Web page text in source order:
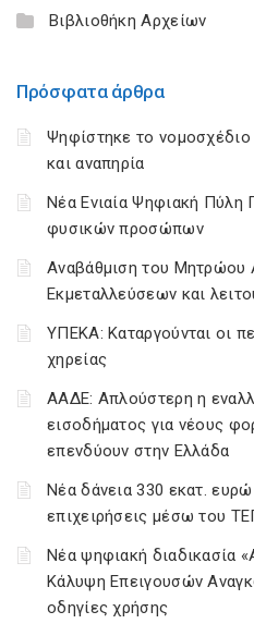
Βιβλιοθήκη Αρχείων
Πρόσφατα άρθρα
Ψηφίστηκε το νομοσχέδιο
και αναπηρία
Νέα Ενιαία Ψηφιακή
φυσικών προσώπων
Αναβάθμιση του Μητρώου
Εκμεταλλεύσεων και
ΥΠΕΚΑ: Καταργούνται οι
χηρείας
ΑΑΔΕ: Απλούστερη η
εισοδήματος για νέους
επενδύουν στην Ελλάδα
Νέα δάνεια 330 εκατ. ευρώ
επιχειρήσεις μέσω του
Νέα ψηφιακή διαδικασία
Κάλυψη Επειγουσών
οδηγίες χρήσης